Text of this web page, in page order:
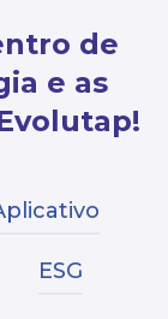
de
e as
ESG